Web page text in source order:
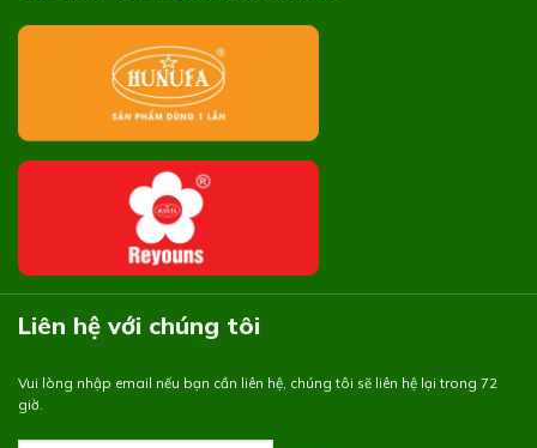
Liên hệ với chúng tôi
Vui lòng nhập email nếu bạn cần liên hệ, chúng tôi sẽ liên hệ lại trong 72
giờ.